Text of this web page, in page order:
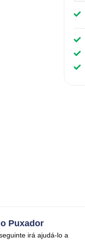
Puxador
irá ajudá-lo a